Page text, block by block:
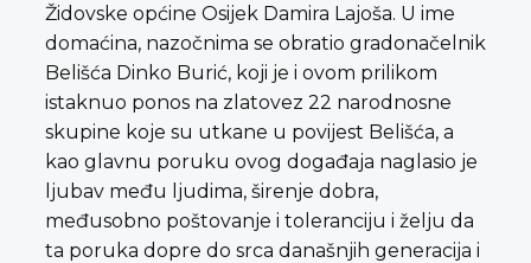
Židovske općine Osijek Damira Lajoša. U ime
domaćina, nazočnima se obratio gradonačelnik
Belišća Dinko Burić, koji je i ovom prilikom
istaknuo ponos na zlatovez 22 narodnosne
skupine koje su utkane u povijest Belišća, a
kao glavnu poruku ovog događaja naglasio je
ljubav među ljudima, širenje dobra,
međusobno poštovanje i toleranciju i želju da
ta poruka dopre do srca današnjih generacija i